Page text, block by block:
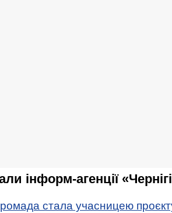
інформ-агенції
стала учасницею